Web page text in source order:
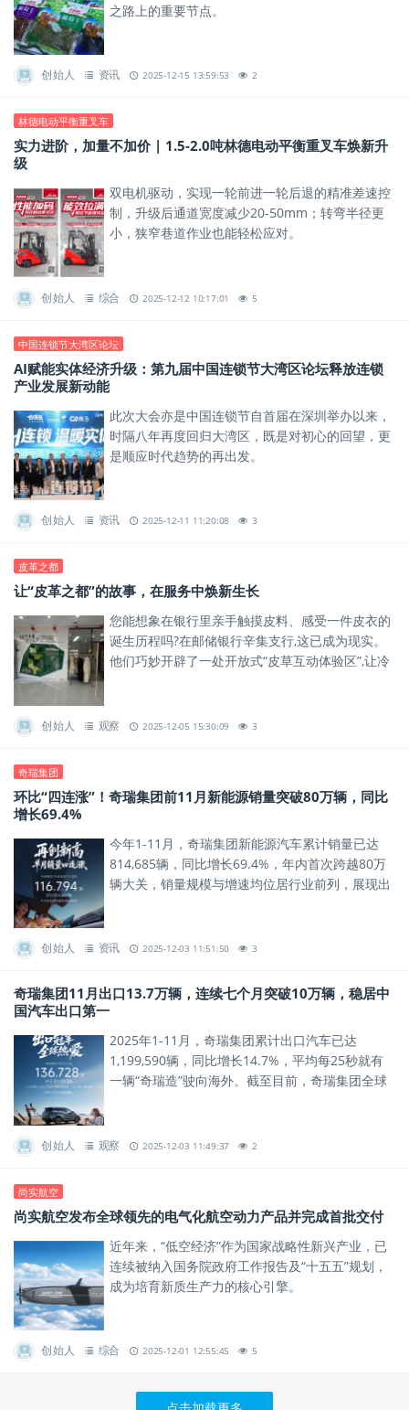
之路上的重要节点。
创始人 资讯 2025-12-15 13:59:53 2
林德电动平衡重叉车
实力进阶，加量不加价 | 1.5-2.0吨林德电动平衡重叉车焕新升
级
双电机驱动，实现一轮前进一轮后退的精准差速控
制，升级后通道宽度减少20-50mm；转弯半径更
小，狭窄巷道作业也能轻松应对。
创始人 综合 2025-12-12 10:17:01 5
中国连锁节大湾区论坛
AI赋能实体经济升级：第九届中国连锁节大湾区论坛释放连锁
产业发展新动能
此次大会亦是中国连锁节自首届在深圳举办以来，
时隔八年再度回归大湾区，既是对初心的回望，更
是顺应时代趋势的再出发。
创始人 资讯 2025-12-11 11:20:08 3
皮革之都
让“皮革之都”的故事，在服务中焕新生长
您能想象在银行里亲手触摸皮料、感受一件皮衣的
诞生历程吗?在邮储银行辛集支行,这已成为现实。
他们巧妙开辟了一处开放式“皮草互动体验区”,让冷
创始人 观察 2025-12-05 15:30:09 3
奇瑞集团
环比“四连涨”！奇瑞集团前11月新能源销量突破80万辆，同比
增长69.4%
今年1-11月，奇瑞集团新能源汽车累计销量已达
814,685辆，同比增长69.4%，年内首次跨越80万
辆大关，销量规模与增速均位居行业前列，展现出
创始人 资讯 2025-12-03 11:51:50 3
奇瑞集团11月出口13.7万辆，连续七个月突破10万辆，稳居中
国汽车出口第一
2025年1-11月，奇瑞集团累计出口汽车已达
1,199,590辆，同比增长14.7%，平均每25秒就有
一辆“奇瑞造”驶向海外。截至目前，奇瑞集团全球
创始人 观察 2025-12-03 11:49:37 2
尚实航空
尚实航空发布全球领先的电气化航空动力产品并完成首批交付
近年来，“低空经济”作为国家战略性新兴产业，已
连续被纳入国务院政府工作报告及“十五五”规划，
成为培育新质生产力的核心引擎。
创始人 综合 2025-12-01 12:55:45 5